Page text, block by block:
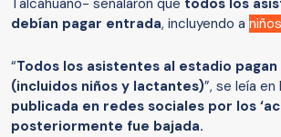
Talcahuano- señalaron que todos los
debían pagar entrada, incluyendo a
“Todos los asistentes al estadio
(incluidos niños y lactantes)”, se leía
publicada en redes sociales por los
posteriormente fue bajada.